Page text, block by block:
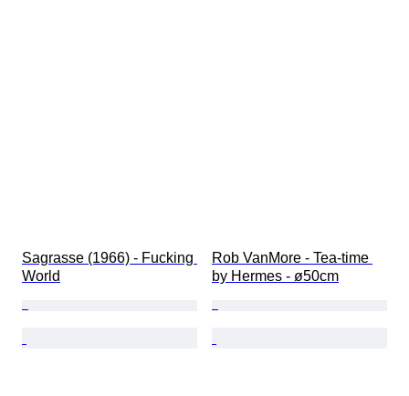
Sagrasse (1966) - Fucking
World
Rob VanMore - Tea-time
by Hermes - ø50cm